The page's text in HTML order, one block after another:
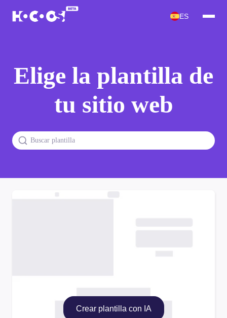
ES
Elige la plantilla de
tu sitio web
Crear plantilla con IA